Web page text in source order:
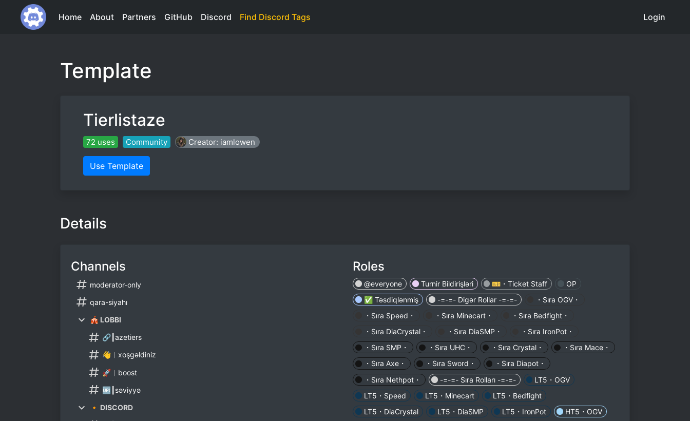
Home About Partners GitHub Discord Find Discord Tags Login
Template
Tierlistaze
72 uses Community Creator: iamlowen
Use Template
Details
Channels
moderator-only
qara-siyahı
🎪 LOBBI
🔗┃azetiers
👋︱xoşgəldiniz
🚀︱boost
🆙┃səviyyə
🔸 DISCORD
Roles
@everyone Turnir Bildirişləri 🎫・Ticket Staff
OP
✅ Təsdiqlənmiş
-=-=- Digər Rollar -=-=-
・Sıra OGV・
・Sıra Speed・
・Sıra Minecart・
・Sıra Bedfight・
・Sıra DiaCrystal・
・Sıra DiaSMP・
・Sıra IronPot・
・Sıra SMP・
・Sıra UHC・ ・Sıra Crystal・
・Sıra Mace・
・Sıra Axe・
・Sıra Sword・
・Sıra Diapot・
・Sıra Nethpot・
-=-=- Sıra Rolları -=-=-
LT5・OGV
LT5・Speed
LT5・Minecart
LT5・Bedfight
LT5・DiaCrystal
LT5・DiaSMP LT5・IronPot
HT5・OGV